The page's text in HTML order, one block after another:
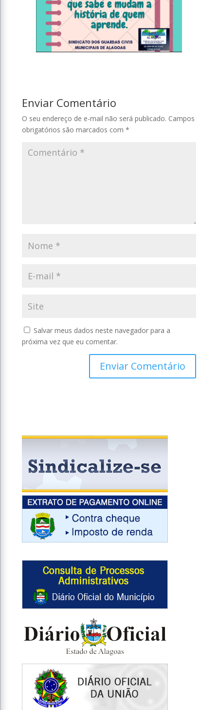
Enviar Comentário
O seu endereço de e-mail não será publicado. Campos
obrigatórios são marcados com *
Salvar meus dados neste navegador para a
próxima vez que eu comentar.